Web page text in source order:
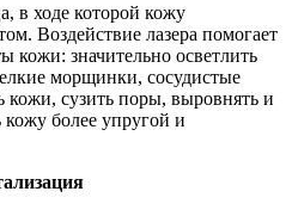
в ходе которой кожу
Воздействие лазера помогает
кожи: значительно осветлить
морщинки, сосудистые
кожи, сузить поры, выровнять и
кожу более упругой и